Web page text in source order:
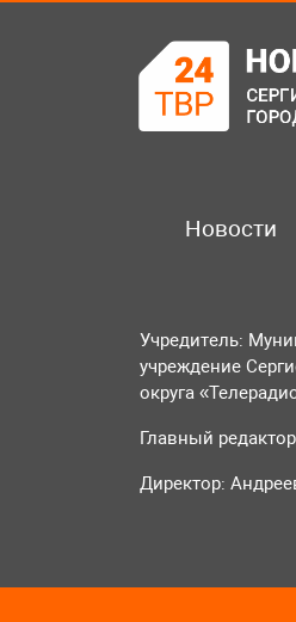
Новости
Учредитель:
учреждение
округа
Главный
Директор: